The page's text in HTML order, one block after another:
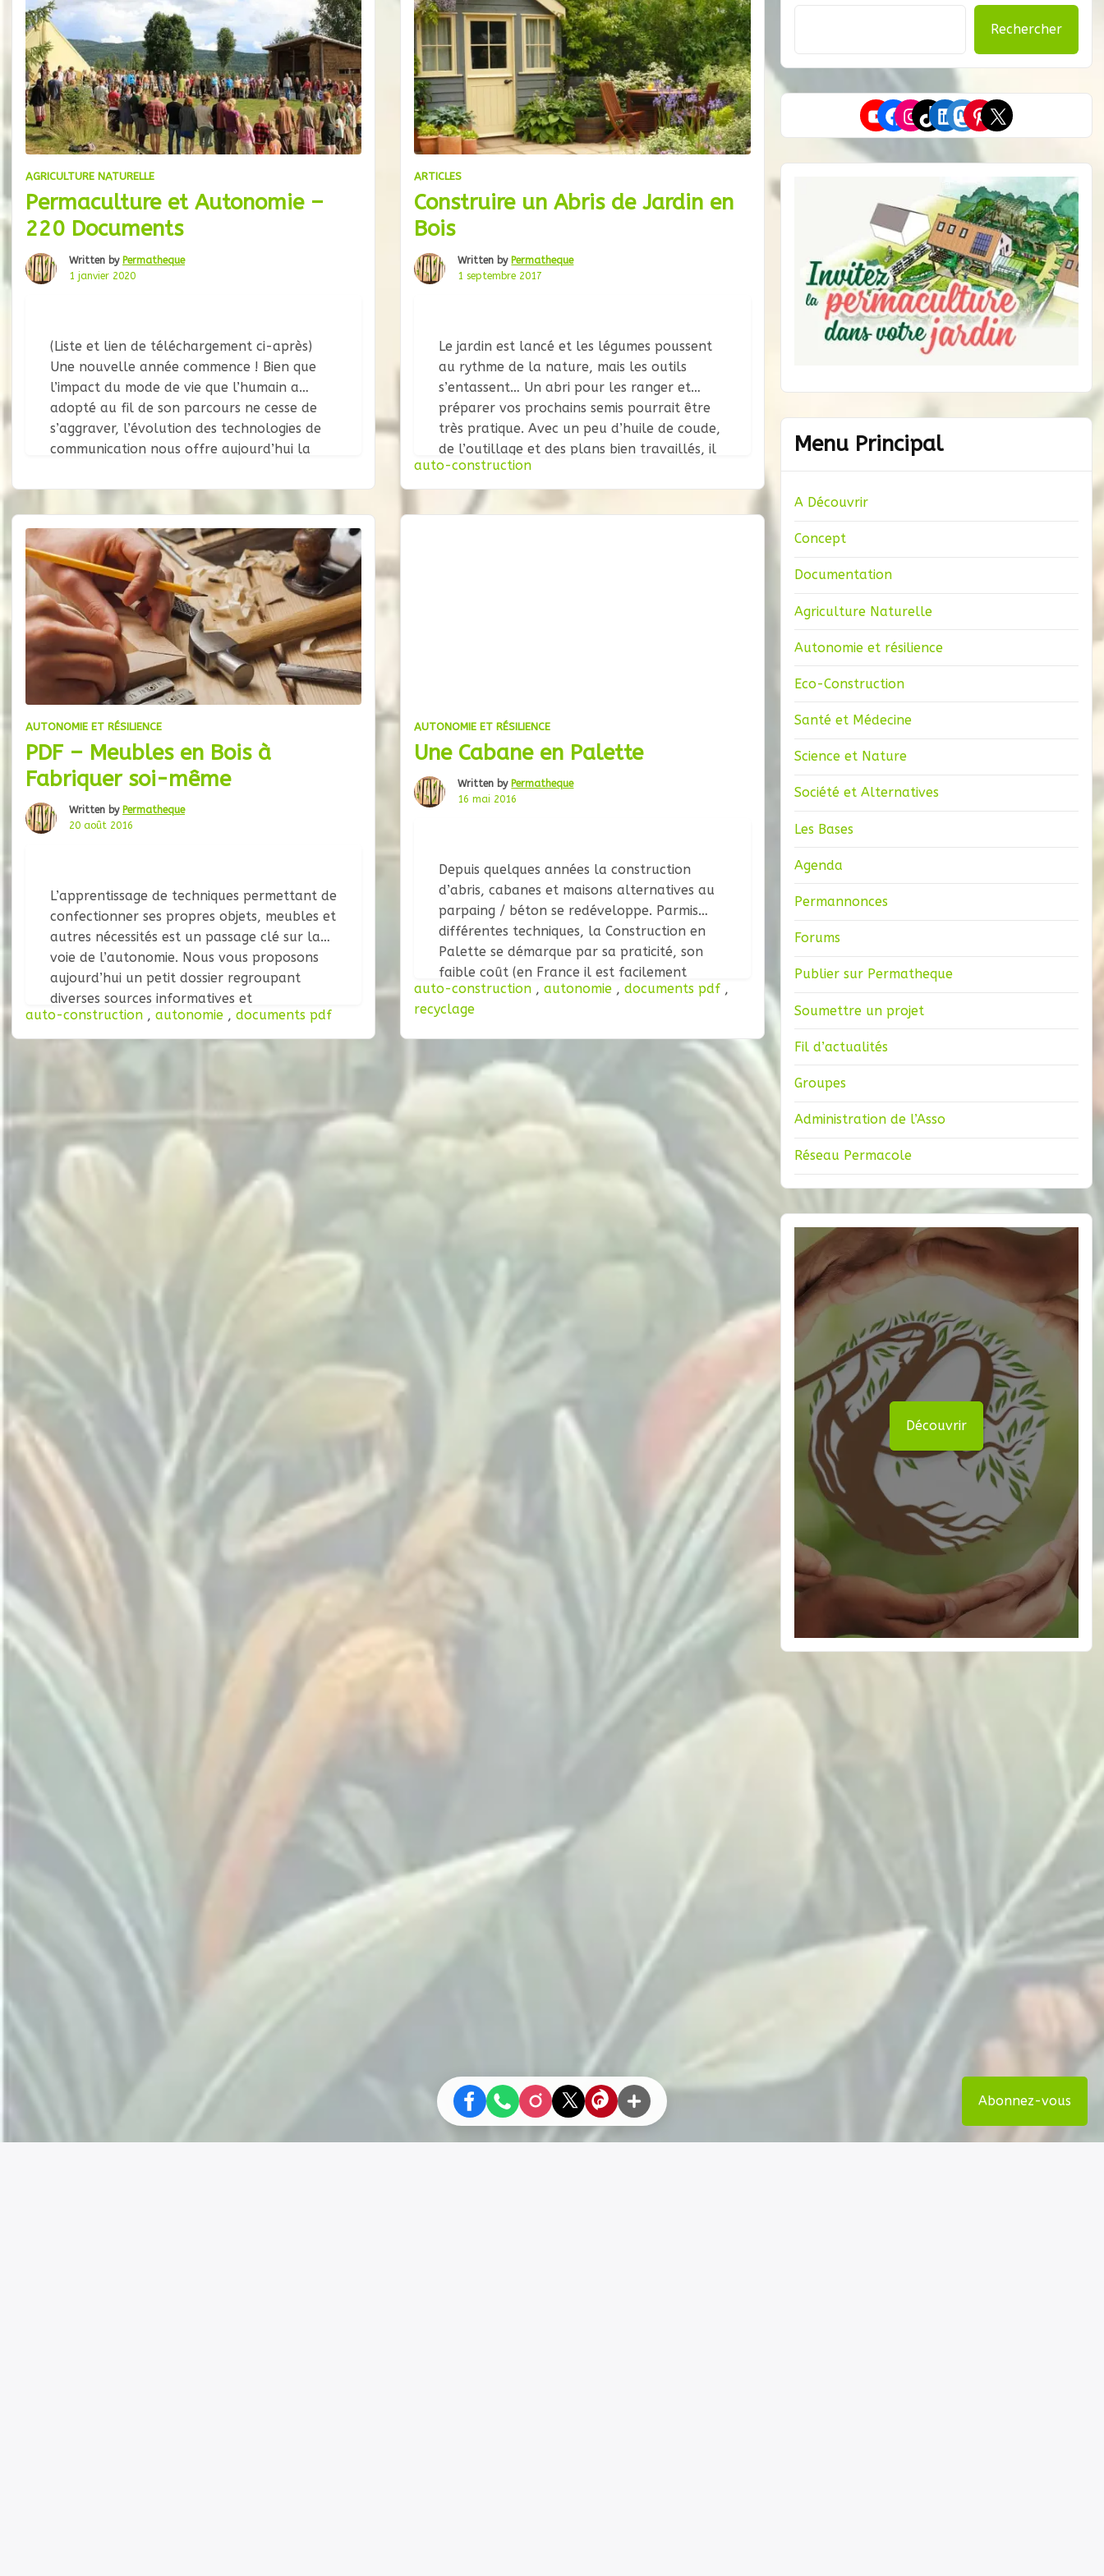
AGRICULTURE NATURELLE
Permaculture et Autonomie –
220 Documents
Written by Permatheque
1 janvier 2020
(Liste et lien de téléchargement ci-après)
Une nouvelle année commence ! Bien que
l’impact du mode de vie que l’humain a
adopté au fil de son parcours ne cesse de
s’aggraver, l’évolution des technologies de
communication nous offre aujourd’hui la
infinité d’informations. Ainsi, au travers des
milliers d’années
ARTICLES
Construire un Abris de Jardin en
Bois
Written by Permatheque
1 septembre 2017
Le jardin est lancé et les légumes poussent
au rythme de la nature, mais les outils
s’entassent… Un abri pour les ranger et
préparer vos prochains semis pourrait être
très pratique. Avec un peu d’huile de coude,
de l’outillage et des plans bien travaillés, il
est tout à fait possible de réaliser soi-même
un cabanon
auto-construction
AUTONOMIE ET RÉSILIENCE
PDF – Meubles en Bois à
Fabriquer soi-même
Written by Permatheque
20 août 2016
L’apprentissage de techniques permettant de
confectionner ses propres objets, meubles et
autres nécessités est un passage clé sur la
voie de l’autonomie. Nous vous proposons
aujourd’hui un petit dossier regroupant
diverses sources informatives et
pédagogiques, pour s’initier à la fabriquation
de meubles en bois. Meubles En Bois A
auto-construction , autonomie , documents pdf
AUTONOMIE ET RÉSILIENCE
Une Cabane en Palette
Written by Permatheque
16 mai 2016
Depuis quelques années la construction
d’abris, cabanes et maisons alternatives au
parpaing / béton se redéveloppe. Parmis
différentes techniques, la Construction en
Palette se démarque par sa praticité, son
faible coût (en France il est facilement
possible de récupérer le materiel nécessaire
et ainsi recycler tout en batissant sans frais),
auto-construction , autonomie , documents pdf ,
recyclage
Rechercher
YouTube
Facebook
Instagram
TikTok
LinkedIn
Mastodon
Pinterest
X
Menu Principal
A Découvrir
Concept
Documentation
Agriculture Naturelle
Autonomie et résilience
Eco-Construction
Santé et Médecine
Science et Nature
Société et Alternatives
Les Bases
Agenda
Permannonces
Forums
Publier sur Permatheque
Soumettre un projet
Fil d’actualités
Groupes
Administration de l’Asso
Réseau Permacole
Découvrir
Abonnez-vous